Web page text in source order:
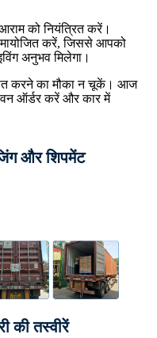
को नियंत्रित करें।
करें, जिससे आपको
अनुभव मिलेगा।
करने का मौका न चूकें। आज
वन ऑर्डर करें और कार में
और शिपमेंट
की तस्वीरें